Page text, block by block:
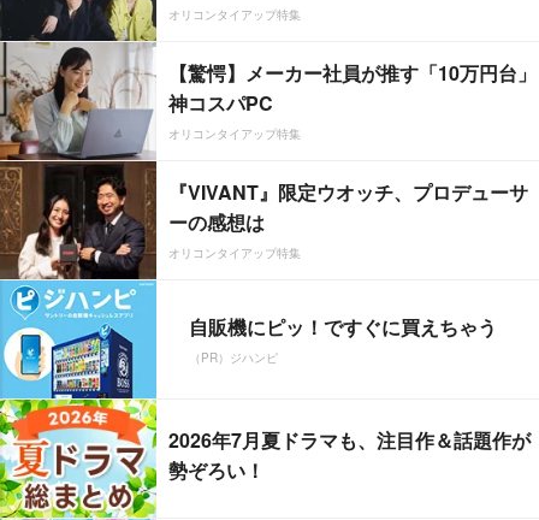
オリコンタイアップ特集
【驚愕】メーカー社員が推す「10万円台」
神コスパPC
オリコンタイアップ特集
『VIVANT』限定ウオッチ、プロデューサ
ーの感想は
オリコンタイアップ特集
自販機にピッ！ですぐに買えちゃう
（PR）ジハンピ
2026年7月夏ドラマも、注目作＆話題作が
勢ぞろい！